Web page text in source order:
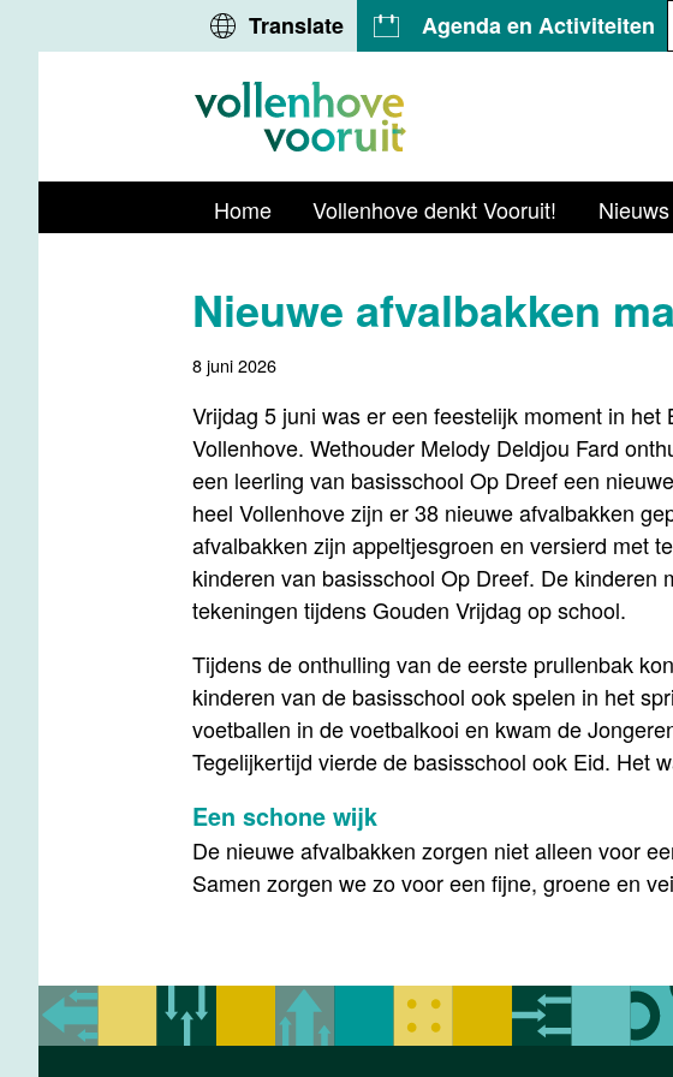
Translate Agenda en Activiteiten
Home Vollenhove denkt Vooruit! Nieuws
Nieuwe afvalbakken
8 juni 2026
Vrijdag 5 juni was er een feestelijk moment in het
Vollenhove. Wethouder Melody Deldjou Fard
een leerling van basisschool Op Dreef een
heel Vollenhove zijn er 38 nieuwe afvalbakken
afvalbakken zijn appeltjesgroen en versierd met
kinderen van basisschool Op Dreef. De kinderen
tekeningen tijdens Gouden Vrijdag op school.
Tijdens de onthulling van de eerste prullenbak
kinderen van de basisschool ook spelen in het
voetballen in de voetbalkooi en kwam de
Tegelijkertijd vierde de basisschool ook Eid. Het
Een schone wijk
De nieuwe afvalbakken zorgen niet alleen voor
Samen zorgen we zo voor een fijne, groene en